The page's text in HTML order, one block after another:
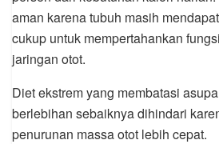
aman karena tubuh masih
cukup untuk mempertahankan
jaringan otot.
Diet ekstrem yang membatasi
berlebihan sebaiknya dihindari
penurunan massa otot lebih cepat.